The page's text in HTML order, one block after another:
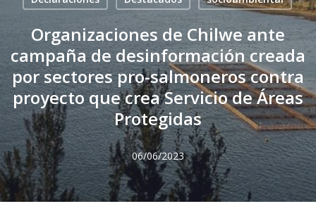
Organizaciones de Chilwe ante
campaña de desinformación creada
por sectores pro-salmoneros contra
proyecto que crea Servicio de Áreas
Protegidas
06/06/2023